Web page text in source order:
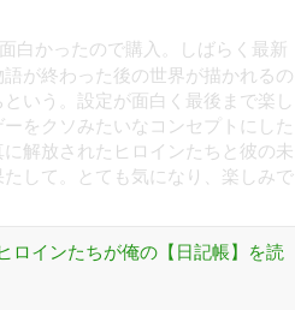
白かったので購入。しばらく最新
が終わった後の世界が描かれるの
いう。設定が面白く最後まで楽し
をクソみたいなコンセプトにした
解放されたヒロインたちと彼の未
して。とても気になり、楽しみで
ロインたちが俺の【日記帳】を読